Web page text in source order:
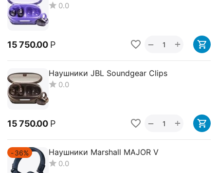
0.0
15 750.00 Р +
−
Наушники JBL Soundgear Clips
0.0
15 750.00 Р +
−
36% Наушники Marshall MAJOR V
0.0